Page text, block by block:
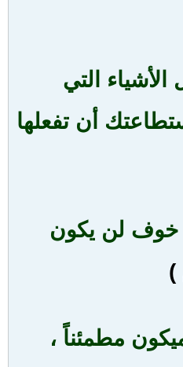
التي
أن تفعلها
لن يكون
)
يكون مطمئناً ،